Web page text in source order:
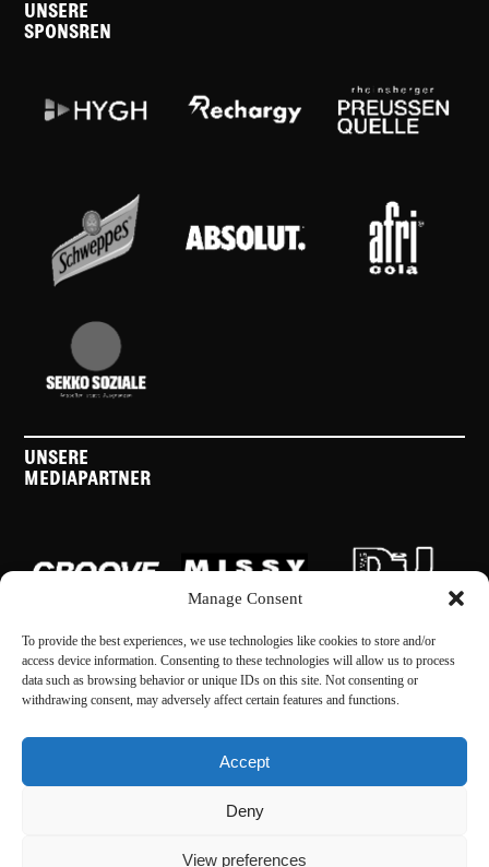
Manage Consent
To provide the best experiences, we use technologies like cookies to store and/or
access device information. Consenting to these technologies will allow us to process
data such as browsing behavior or unique IDs on this site. Not consenting or
withdrawing consent, may adversely affect certain features and functions.
Accept
Deny
View preferences
UNSERE
SPONSREN
UNSERE
MEDIAPARTNER